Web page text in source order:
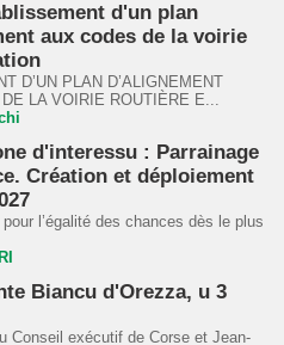
d'un plan
aux codes de la voirie
D’UN PLAN D’ALIGNEMENT
LA VOIRIE ROUTIÈRE E...
d'interessu : Parrainage
Création et déploiement
l’égalité des chances dès le plus
Biancu d'Orezza, u 3
Conseil exécutif de Corse et Jean-